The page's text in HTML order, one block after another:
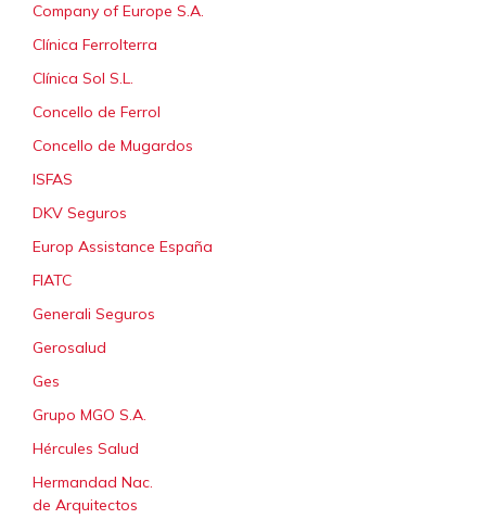
Company of Europe S.A.
Clínica Ferrolterra
Clínica Sol S.L.
Concello de Ferrol
Concello de Mugardos
ISFAS
DKV Seguros
Europ Assistance España
FIATC
Generali Seguros
Gerosalud
Ges
Grupo MGO S.A.
Hércules Salud
Hermandad Nac.
de Arquitectos